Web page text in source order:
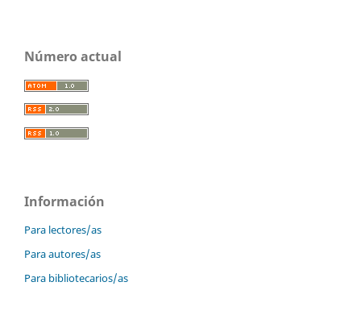
Número actual
Información
Para lectores/as
Para autores/as
Para bibliotecarios/as